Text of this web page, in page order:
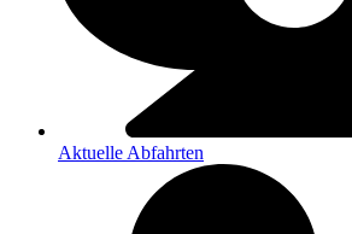
Aktuelle Abfahrten